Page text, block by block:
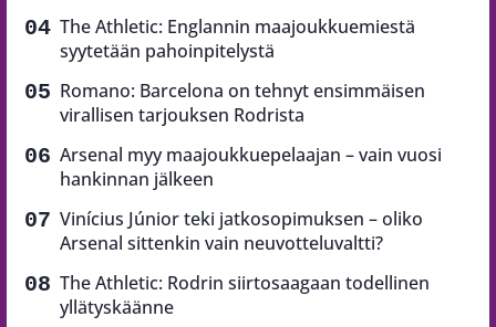
The Athletic: Englannin maajoukkuemiestä
syytetään pahoinpitelystä
Romano: Barcelona on tehnyt ensimmäisen
virallisen tarjouksen Rodrista
Arsenal myy maajoukkuepelaajan – vain vuosi
hankinnan jälkeen
Vinícius Júnior teki jatkosopimuksen – oliko
Arsenal sittenkin vain neuvotteluvaltti?
The Athletic: Rodrin siirtosaagaan todellinen
yllätyskäänne